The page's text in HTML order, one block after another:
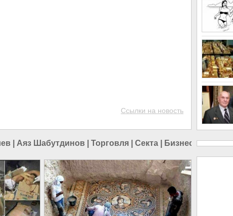
Ссылки на новость
Аяз Шабутдинов Торговля Секта Бизнес в России